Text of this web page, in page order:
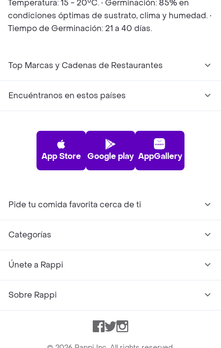
Temperatura: 15 - 20°C. • Germinación: 85% en
condiciones óptimas de sustrato, clima y humedad. •
Tiempo de Germinación: 21 a 40 días.
Top Marcas y Cadenas de Restaurantes
Encuéntranos en estos países
App Store Google play AppGallery
Pide tu comida favorita cerca de ti
Categorías
Únete a Rappi
Sobre Rappi
Facebook
TwitterInstagram